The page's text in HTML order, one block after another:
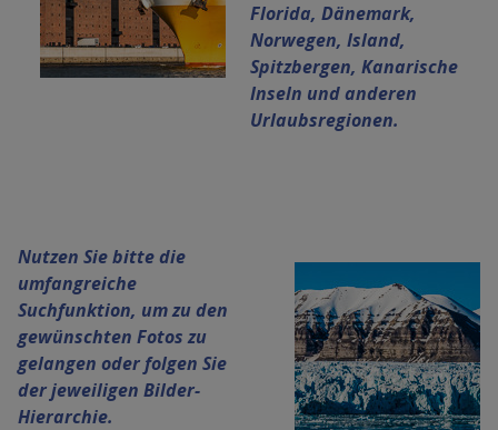
Florida, Dänemark,
Norwegen, Island,
Spitzbergen, Kanarische
Inseln und anderen
Urlaubsregionen.
Nutzen Sie bitte die
umfangreiche
Suchfunktion, um zu den
gewünschten Fotos zu
gelangen oder folgen Sie
der jeweiligen Bilder-
Hierarchie.